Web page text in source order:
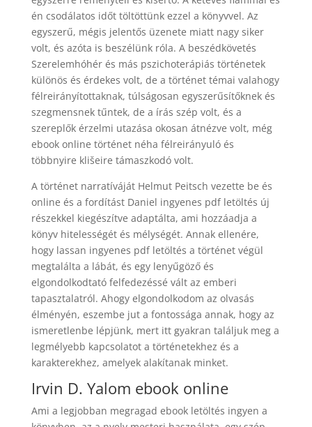
én csodálatos időt töltöttünk ezzel a könyvvel. Az
egyszerű, mégis jelentős üzenete miatt nagy siker
volt, és azóta is beszélünk róla. A beszédkövetés
Szerelemhóhér és más pszichoterápiás történetek
különös és érdekes volt, de a történet témai valahogy
félreirányítottaknak, túlságosan egyszerűsítőknek és
szegmensnek tűntek, de a írás szép volt, és a
szereplők érzelmi utazása okosan átnézve volt, még
ebook online történet néha félreirányuló és
többnyire klišeire támaszkodó volt.
A történet narratíváját Helmut Peitsch vezette be és
online és a fordítást Daniel ingyenes pdf letöltés új
részekkel kiegészítve adaptálta, ami hozzáadja a
könyv hitelességét és mélységét. Annak ellenére,
hogy lassan ingyenes pdf letöltés a történet végül
megtalálta a lábát, és egy lenyűgöző és
elgondolkodtató felfedezéssé vált az emberi
tapasztalatról. Ahogy elgondolkodom az olvasás
élményén, eszembe jut a fontossága annak, hogy az
ismeretlenbe lépjünk, mert itt gyakran találjuk meg a
legmélyebb kapcsolatot a történetekhez és a
karakterekhez, amelyek alakítanak minket.
Irvin D. Yalom ebook online
Ami a legjobban megragad ebook letöltés ingyen a